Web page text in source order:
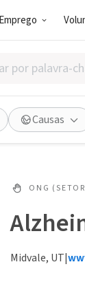
Causas
ONG
Midvale, UT|